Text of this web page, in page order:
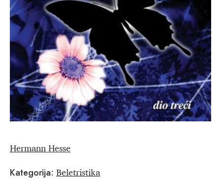
Hermann Hesse
Kategorija: Beletristika